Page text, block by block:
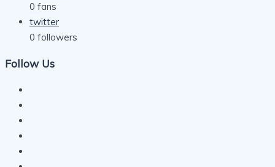
0 fans
twitter
0 followers
Follow Us